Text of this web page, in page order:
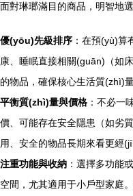
面對琳瑯滿目的商品，明智地
優(yōu)先級排序 ：在預(yù)
康、睡眠直接相關(guān)（如
的物品，確保核心生活質(zhì)量
平衡質(zhì)量與價格 ：不必一
價、可能存在安全隱患（如劣
用、安全的物品長期來看更經
注重功能與收納 ：選擇多功能
空間，尤其適用于小戶型家庭